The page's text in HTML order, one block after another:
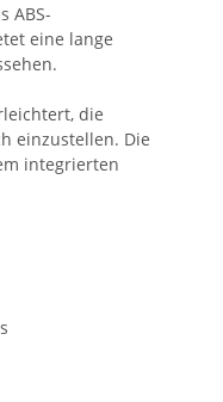
ABS-
eine lange
die
einzustellen. Die
integrierten